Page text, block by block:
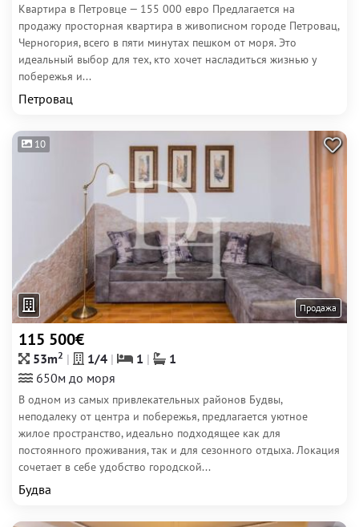
Квартира в Петровце — 155 000 евро Предлагается на
продажу просторная квартира в живописном городе Петровац,
Черногория, всего в пяти минутах пешком от моря. Это
идеальный выбор для тех, кто хочет насладиться жизнью у
побережья и...
Петровац
10
Продажа
115 500€
53m2 1/4 1
1
650м до моря
В одном из самых привлекательных районов Будвы,
неподалеку от центра и побережья, предлагается уютное
жилое пространство, идеально подходящее как для
постоянного проживания, так и для сезонного отдыха. Локация
сочетает в себе удобство городской...
Будва